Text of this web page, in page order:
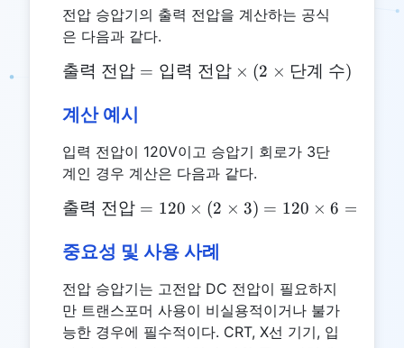
전압 승압기의 출력 전압을 계산하는 공식
은 다음과 같다.
\text{출력 전압} = \text{
출력 전압 = 입력 전압 × (2 × 단계 수)
계산 예시
입력 전압이 120V이고 승압기 회로가 3단
계인 경우 계산은 다음과 같다.
\text{출력 전압} = 120
출력 전압 = 120 × (2 × 3) = 120 × 6 =
중요성 및 사용 사례
전압 승압기는 고전압 DC 전압이 필요하지
만 트랜스포머 사용이 비실용적이거나 불가
능한 경우에 필수적이다. CRT, X선 기기, 입